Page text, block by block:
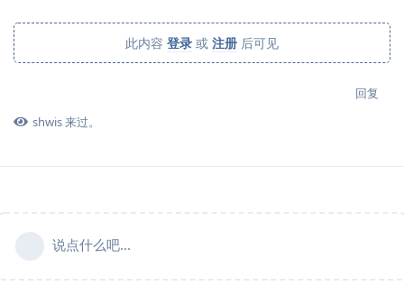
此内容 登录 或 注册 后可见
回复
shwis来过。
说点什么吧...